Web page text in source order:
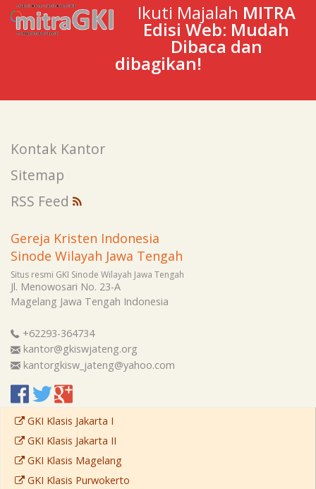
Ikuti Majalah MITRA
Edisi Web: Mudah
Dibaca dan
dibagikan!
Kontak Kantor
Sitemap
RSS Feed
Gereja Kristen Indonesia
Sinode Wilayah Jawa Tengah
Situs resmi GKI Sinode Wilayah Jawa Tengah
Jl. Menowosari No. 23-A
Magelang Jawa Tengah Indonesia
+62293-364734
kantor@gkiswjateng.org
kantorgkisw_jateng@yahoo.com
GKI Klasis Jakarta I
GKI Klasis Jakarta II
GKI Klasis Magelang
GKI Klasis Purwokerto